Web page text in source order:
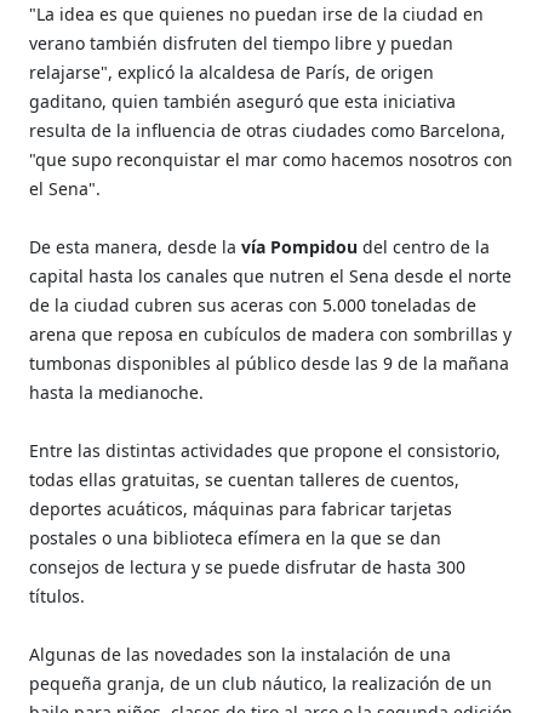
"La idea es que quienes no puedan irse de la ciudad en
verano también disfruten del tiempo libre y puedan
relajarse", explicó la alcaldesa de París, de origen
gaditano, quien también aseguró que esta iniciativa
resulta de la influencia de otras ciudades como Barcelona,
"que supo reconquistar el mar como hacemos nosotros con
el Sena".
De esta manera, desde la vía Pompidou del centro de la
capital hasta los canales que nutren el Sena desde el norte
de la ciudad cubren sus aceras con 5.000 toneladas de
arena que reposa en cubículos de madera con sombrillas y
tumbonas disponibles al público desde las 9 de la mañana
hasta la medianoche.
Entre las distintas actividades que propone el consistorio,
todas ellas gratuitas, se cuentan talleres de cuentos,
deportes acuáticos, máquinas para fabricar tarjetas
postales o una biblioteca efímera en la que se dan
consejos de lectura y se puede disfrutar de hasta 300
títulos.
Algunas de las novedades son la instalación de una
pequeña granja, de un club náutico, la realización de un